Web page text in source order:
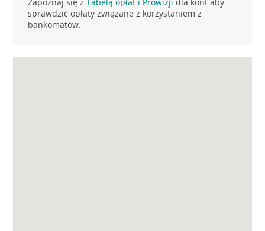
sprawdzić opłaty związane z korzystaniem z
bankomatów.